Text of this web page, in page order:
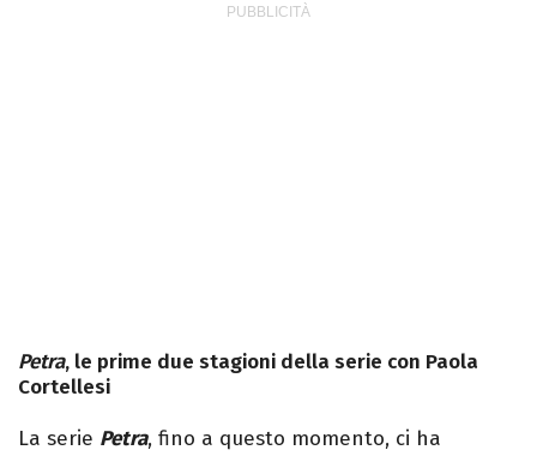
Petra, le prime due stagioni della serie con Paola
Cortellesi
La serie Petra, fino a questo momento, ci ha